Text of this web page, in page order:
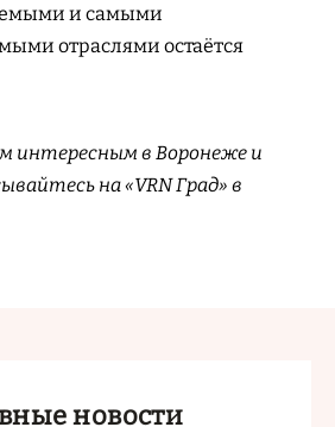
и самыми
отраслями остаётся
интересным в Воронеже и
на «VRN Град» в
новости